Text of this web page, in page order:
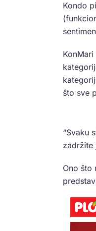
Kondo
što sve
“Svaku
zadržite
Ono što